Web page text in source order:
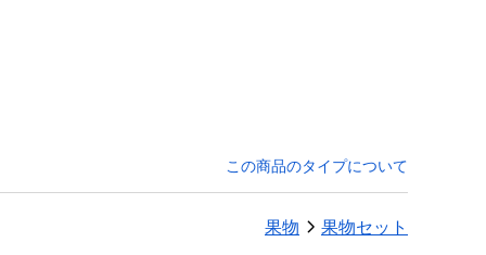
この商品のタイプについて
果物 果物セット